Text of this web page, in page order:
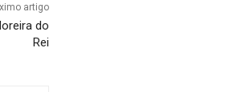
artigo
do
Rei